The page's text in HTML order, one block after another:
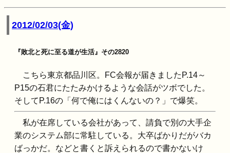
2012/02/03(金)
『敗北と死に至る道が生活』その2820
こちら東京都品川区。FC会報が届きましたP.14～
P15の石君にたたみかけるような会話がツボでした。
そしてP.16の「何で俺にはくんないの？」で爆笑。
私が在席している会社があって、請負で別の大手企
業のシステム部に常駐している。大卒ばかりだがバカ
ばっかだ。などと書くと訴えられるので書かないけ